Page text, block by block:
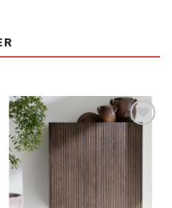
önskelistan